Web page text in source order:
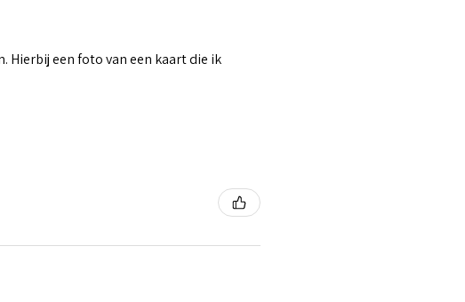
Hierbij een foto van een kaart die ik